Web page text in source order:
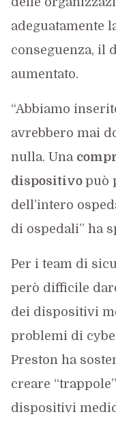
adeguatamente
conseguenza, il
aumentato.
“Abbiamo
avrebbero mai
nulla. Una
dispositivo può
dell’intero
di ospedali” ha
Per i team di
però difficile
dei dispositivi
problemi di
Preston ha
creare
dispositivi